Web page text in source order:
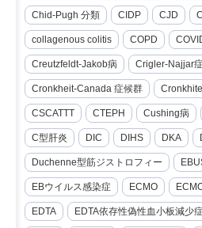
Chid-Pugh 分類 CIDP CJD
collagenous colitis COPD
Creutzfeldt-Jakob病 Crigler-Najjar
Cronkheit-Canada 症候群
CSCATTT CTEPH Cushing病
C型肝炎 DIC DIHS DKA
Duchenne型筋ジストロフィー
EBウイルス感染症 ECMO
EDTA EDTA依存性偽性血小板減少